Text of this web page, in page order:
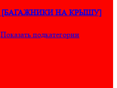
[БАГАЖНИКИ НА КРЫШУ]
Показать подкатегории